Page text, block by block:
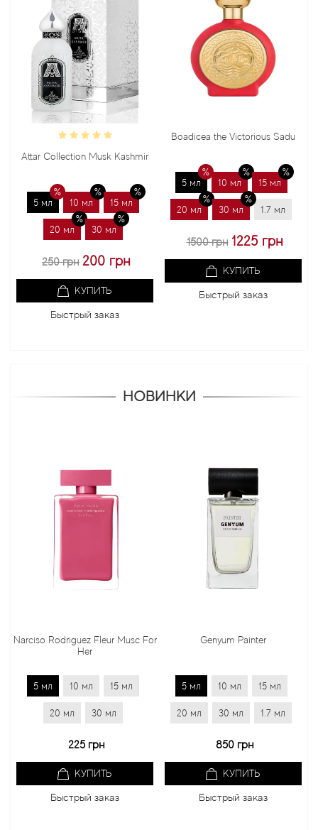
Collection Musk Kashmir
10 мл 15 мл
30 мл
250 грн 200 грн
КУПИТЬ
Быстрый заказ
Boadicea the Victorious Sadu
10 мл 15 мл
30 мл 1.7 мл
1500 грн 1225 грн
КУПИТЬ
Быстрый заказ
Bond
НОВИНКИ
Rodriguez Fleur Musc For
10 мл 15 мл
20 мл 30 мл
225 грн
КУПИТЬ
Быстрый заказ
Genyum Painter
10 мл 15 мл
20 мл 30 мл 1.7 мл
850 грн
КУПИТЬ
Быстрый заказ